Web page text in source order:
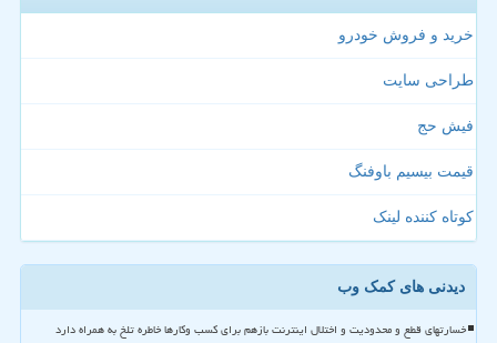
خرید و فروش خودرو
طراحی سایت
فیش حج
قیمت بیسیم باوفنگ
کوتاه کننده لینک
دیدنی های کمک وب
خسارتهای قطع و محدودیت و اختلال اینترنت بازهم برای کسب وکارها خاطره تلخ به همراه دارد